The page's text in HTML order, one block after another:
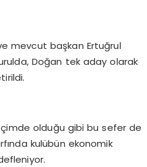
mevcut başkan Ertuğrul
Doğan tek aday olarak
olduğu gibi bu sefer de
kulübün ekonomik